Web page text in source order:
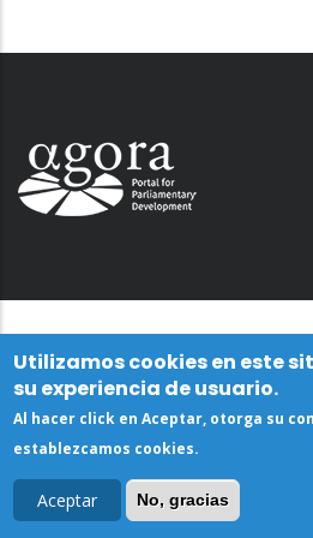
Utilizamos cookies en este
su experiencia de usuario.
Al hacer click en Aceptar, otorga su
establezcamos cookies.
Aceptar No, gracias